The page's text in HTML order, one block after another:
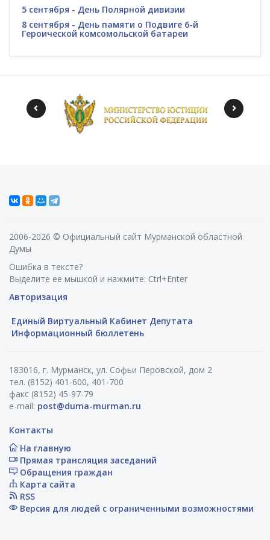
5 сентября - День Полярной дивизии
8 сентября - День памяти о Подвиге 6-й
Героической комсомольской батареи
2006-2026 © Официальный сайт Мурманской областной
Думы
Ошибка в тексте?
Выделите ее мышкой и нажмите: Ctrl+Enter
Авторизация
Единый Виртуальный Кабинет Депутата
Информационный бюллетень
183016, г. Мурманск, ул. Софьи Перовской, дом 2
тел. (8152) 401-600, 401-700
факс (8152) 45-97-79
e-mail: post@duma-murman.ru
Контакты
На главную
Прямая трансляция заседаний
Обращения граждан
Карта сайта
RSS
Версия для людей с ограниченными возможностями